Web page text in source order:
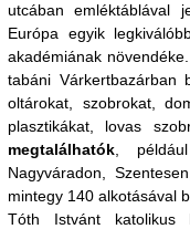
utcában emléktáblával
Európa egyik
akadémiának
tabáni Várkertbazárban
oltárokat, szobrokat,
plasztikákat, lovas
megtalálhatók ,
Nagyváradon,
mintegy 140 alkotásával
Tóth Istvánt katolikus